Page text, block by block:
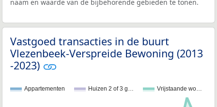
naam en waarde van de bijbehorende gebieden te tonen.
Vastgoed transacties in de buurt
Vlezenbeek-Verspreide Bewoning (2013
-2023)
Appartementen Huizen 2 of 3 g… Vrijstaande wo…